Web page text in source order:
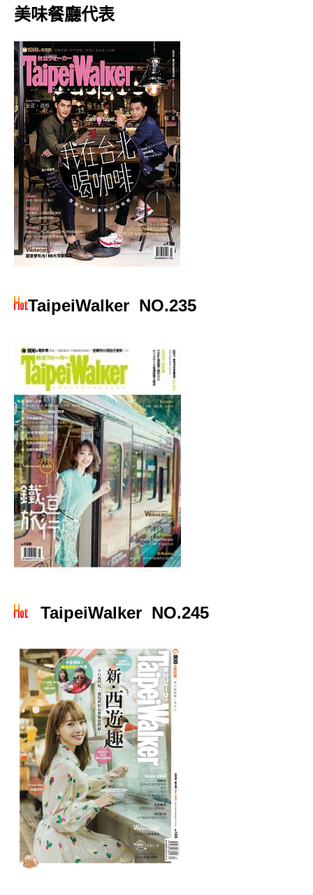
美味餐廳代表
TaipeiWalker NO.235
TaipeiWalker NO.245